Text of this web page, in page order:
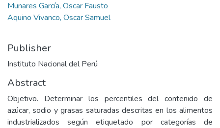
Munares García, Oscar Fausto
Aquino Vivanco, Oscar Samuel
Publisher
Instituto Nacional del Perú
Abstract
Objetivo. Determinar los percentiles del contenido de
azúcar, sodio y grasas saturadas descritas en los alimentos
industrializados según etiquetado por categorías de